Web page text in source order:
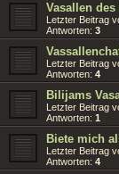
Vasallen
Letzter Beitrag
Antworten: 3
Letzter Beitrag
Antworten: 4
Bilijams
Letzter Beitrag
Antworten: 1
Biete mich
Letzter Beitrag
Antworten: 4